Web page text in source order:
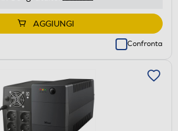
AGGIUNGI
Confronta